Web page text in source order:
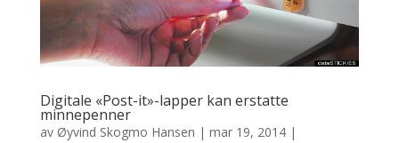
Digitale «Post-it»-lapper kan erstatte
minnepenner
av Øyvind Skogmo Hansen | mar 19, 2014|